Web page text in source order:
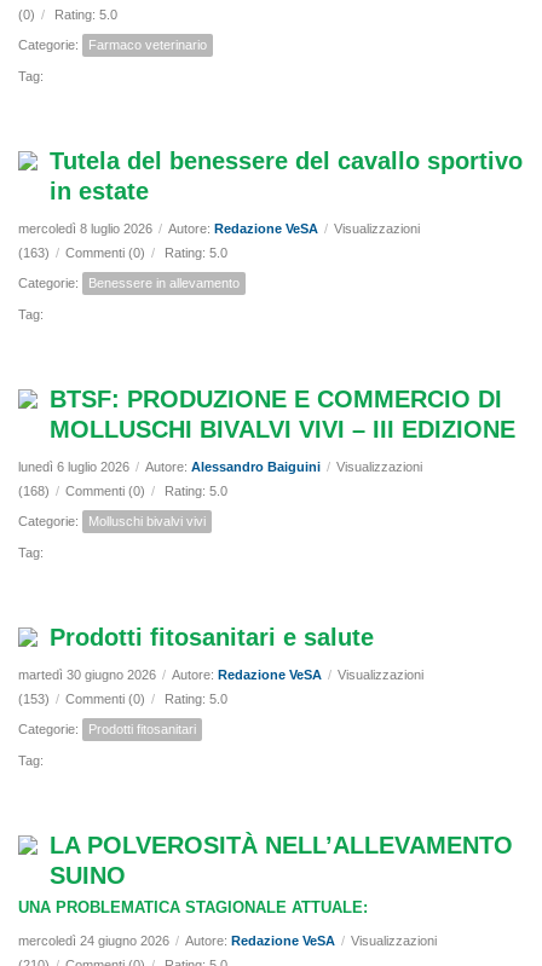
(0) / Rating: 5.0
Categorie: Farmaco veterinario
Tag:
Tutela del benessere del cavallo sportivo
in estate
mercoledì 8 luglio 2026 / Autore: Redazione VeSA / Visualizzazioni
(163) / Commenti (0) / Rating: 5.0
Categorie: Benessere in allevamento
Tag:
BTSF: PRODUZIONE E COMMERCIO DI
MOLLUSCHI BIVALVI VIVI – III EDIZIONE
lunedì 6 luglio 2026 / Autore: Alessandro Baiguini / Visualizzazioni
(168) / Commenti (0) / Rating: 5.0
Categorie: Molluschi bivalvi vivi
Tag:
Prodotti fitosanitari e salute
martedì 30 giugno 2026 / Autore: Redazione VeSA / Visualizzazioni
(153) / Commenti (0) / Rating: 5.0
Categorie: Prodotti fitosanitari
Tag:
LA POLVEROSITÀ NELL’ALLEVAMENTO
SUINO
UNA PROBLEMATICA STAGIONALE ATTUALE:
mercoledì 24 giugno 2026 / Autore: Redazione VeSA / Visualizzazioni